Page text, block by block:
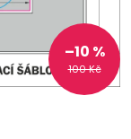
100 Kč
–10 %